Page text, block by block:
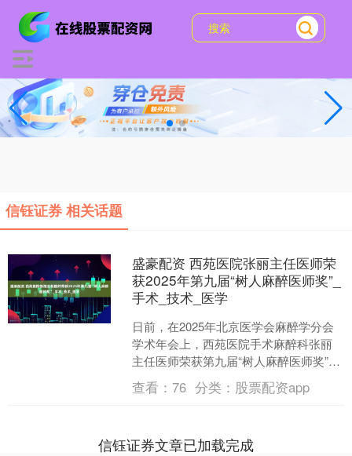
信钰证券 相关话题
盛豪配资 西苑医院张丽主任医师荣
获2025年第九届“树人麻醉医师奖”_
手术_技术_医学
日前，在2025年北京医学会麻醉学分会
学术年会上，西苑医院手术麻醉科张丽
主任医师荣获第九届“树人麻醉医师奖”。
该奖项以我国著名麻醉学专家李树人教
授命名，是为了纪....
查看：76 分类： 股票配资app
信钰证券文章已加载完成